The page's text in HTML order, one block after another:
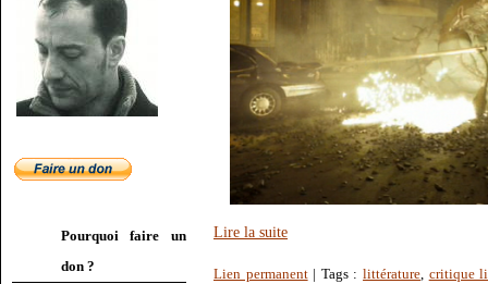
Pourquoi faire un
don ?
Lire la suite
Lien permanent| Tags :littérature, critique